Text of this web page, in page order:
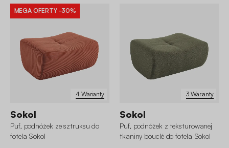
4 Warianty
MEGA OFERTY -30%
Sokol
Puf, podnóżek ze sztruksu do
fotela Sokol
3 Warianty
Sokol
Puf, podnóżek z teksturowanej
tkaniny bouclé do fotela Sokol